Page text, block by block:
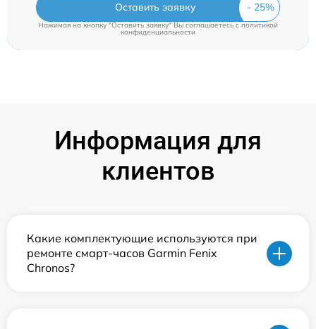
Оставить заявку
Нажимая на кнопку "Оставить заявку" Вы соглашаетесь cполитикой
конфиденциальности
Информация для
клиентов
Какие комплектующие используются при
ремонте смарт-часов Garmin Fenix
Chronos?